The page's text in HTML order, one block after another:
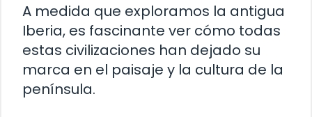
A medida que exploramos la antigua
Iberia, es fascinante ver cómo todas
estas civilizaciones han dejado su
marca en el paisaje y la cultura de la
península.